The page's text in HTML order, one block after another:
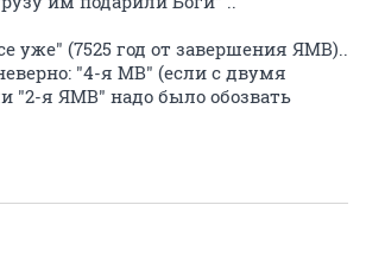
уже" (7525 год от завершения ЯМВ)..
"4-я МВ" (если с двумя
"2-я ЯМВ" надо было обозвать